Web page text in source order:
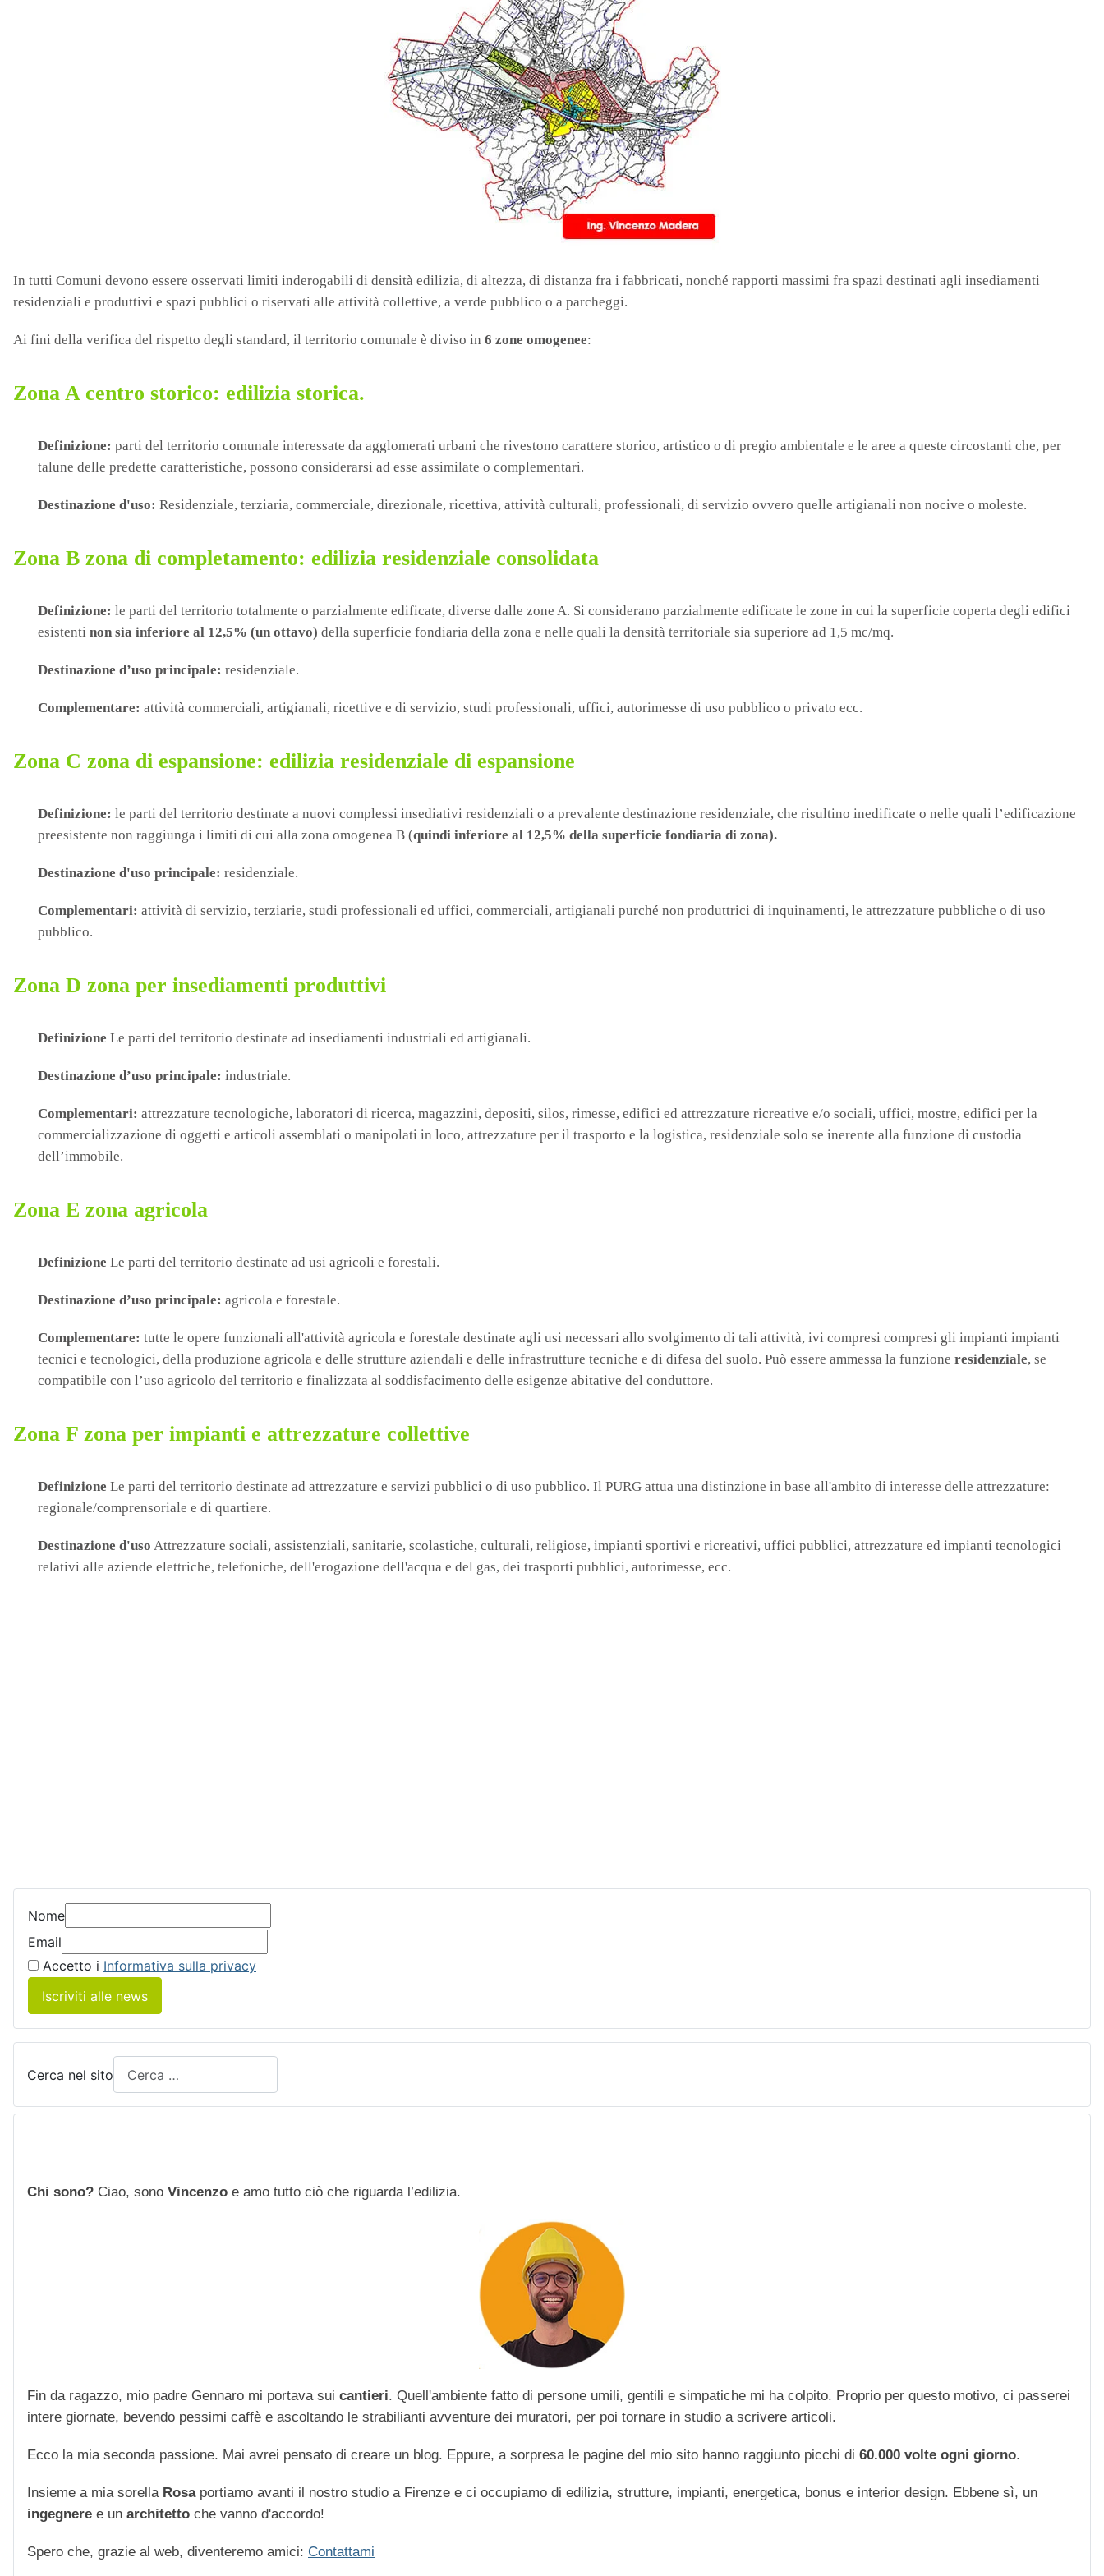
In tutti Comuni devono essere osservati limiti inderogabili di densità edilizia, di altezza, di distanza fra i fabbricati, nonché rapporti massimi fra spazi destinati agli insediamenti
residenziali e produttivi e spazi pubblici o riservati alle attività collettive, a verde pubblico o a parcheggi.
Ai fini della verifica del rispetto degli standard, il territorio comunale è diviso in 6 zone omogenee:
Zona A centro storico: edilizia storica.
Definizione: parti del territorio comunale interessate da agglomerati urbani che rivestono carattere storico, artistico o di pregio ambientale e le aree a queste circostanti che, per
talune delle predette caratteristiche, possono considerarsi ad esse assimilate o complementari.
Destinazione d'uso: Residenziale, terziaria, commerciale, direzionale, ricettiva, attività culturali, professionali, di servizio ovvero quelle artigianali non nocive o moleste.
Zona B zona di completamento: edilizia residenziale consolidata
Definizione: le parti del territorio totalmente o parzialmente edificate, diverse dalle zone A. Si considerano parzialmente edificate le zone in cui la superficie coperta degli edifici
esistenti non sia inferiore al 12,5% (un ottavo) della superficie fondiaria della zona e nelle quali la densità territoriale sia superiore ad 1,5 mc/mq.
Destinazione d’uso principale: residenziale.
Complementare: attività commerciali, artigianali, ricettive e di servizio, studi professionali, uffici, autorimesse di uso pubblico o privato ecc.
Zona C zona di espansione: edilizia residenziale di espansione
Definizione: le parti del territorio destinate a nuovi complessi insediativi residenziali o a prevalente destinazione residenziale, che risultino inedificate o nelle quali l’edificazione
preesistente non raggiunga i limiti di cui alla zona omogenea B (quindi inferiore al 12,5% della superficie fondiaria di zona).
Destinazione d'uso principale: residenziale.
Complementari: attività di servizio, terziarie, studi professionali ed uffici, commerciali, artigianali purché non produttrici di inquinamenti, le attrezzature pubbliche o di uso
pubblico.
Zona D zona per insediamenti produttivi
Definizione Le parti del territorio destinate ad insediamenti industriali ed artigianali.
Destinazione d’uso principale: industriale.
Complementari: attrezzature tecnologiche, laboratori di ricerca, magazzini, depositi, silos, rimesse, edifici ed attrezzature ricreative e/o sociali, uffici, mostre, edifici per la
commercializzazione di oggetti e articoli assemblati o manipolati in loco, attrezzature per il trasporto e la logistica, residenziale solo se inerente alla funzione di custodia
dell’immobile.
Zona E zona agricola
Definizione Le parti del territorio destinate ad usi agricoli e forestali.
Destinazione d’uso principale: agricola e forestale.
Complementare: tutte le opere funzionali all'attività agricola e forestale destinate agli usi necessari allo svolgimento di tali attività, ivi compresi compresi gli impianti impianti
tecnici e tecnologici, della produzione agricola e delle strutture aziendali e delle infrastrutture tecniche e di difesa del suolo. Può essere ammessa la funzione residenziale, se
compatibile con l’uso agricolo del territorio e finalizzata al soddisfacimento delle esigenze abitative del conduttore.
Zona F zona per impianti e attrezzature collettive
Definizione Le parti del territorio destinate ad attrezzature e servizi pubblici o di uso pubblico. Il PURG attua una distinzione in base all'ambito di interesse delle attrezzature:
regionale/comprensoriale e di quartiere.
Destinazione d'uso Attrezzature sociali, assistenziali, sanitarie, scolastiche, culturali, religiose, impianti sportivi e ricreativi, uffici pubblici, attrezzature ed impianti tecnologici
relativi alle aziende elettriche, telefoniche, dell'erogazione dell'acqua e del gas, dei trasporti pubblici, autorimesse, ecc.
Nome
Email
Accetto i Informativa sulla privacy
Iscriviti alle news
Cerca nel sito
Chi sono? Ciao, sono Vincenzo e amo tutto ciò che riguarda l’edilizia.
Fin da ragazzo, mio padre Gennaro mi portava sui cantieri. Quell'ambiente fatto di persone umili, gentili e simpatiche mi ha colpito. Proprio per questo motivo, ci passerei
intere giornate, bevendo pessimi caffè e ascoltando le strabilianti avventure dei muratori, per poi tornare in studio a scrivere articoli.
Ecco la mia seconda passione. Mai avrei pensato di creare un blog. Eppure, a sorpresa le pagine del mio sito hanno raggiunto picchi di 60.000 volte ogni giorno.
Insieme a mia sorella Rosaportiamo avanti il nostro studio a Firenze e ci occupiamo di edilizia, strutture, impianti, energetica, bonus e interior design. Ebbene sì, un
ingegnere e un architetto che vanno d'accordo!
Spero che, grazie al web, diventeremo amici: Contattami